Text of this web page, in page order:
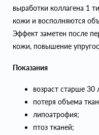
выработки коллагена 1
кожи и восполняются
Эффект заметен после
кожи, повышение
Показания
возраст старше 30
потеря объема
липоатрофия;
птоз тканей;